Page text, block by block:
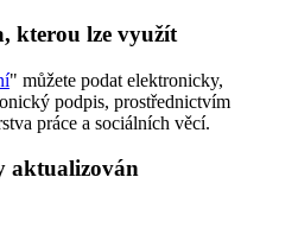
kterou lze využít
" můžete podat elektronicky,
podpis, prostřednictvím
práce a sociálních věcí.
aktualizován